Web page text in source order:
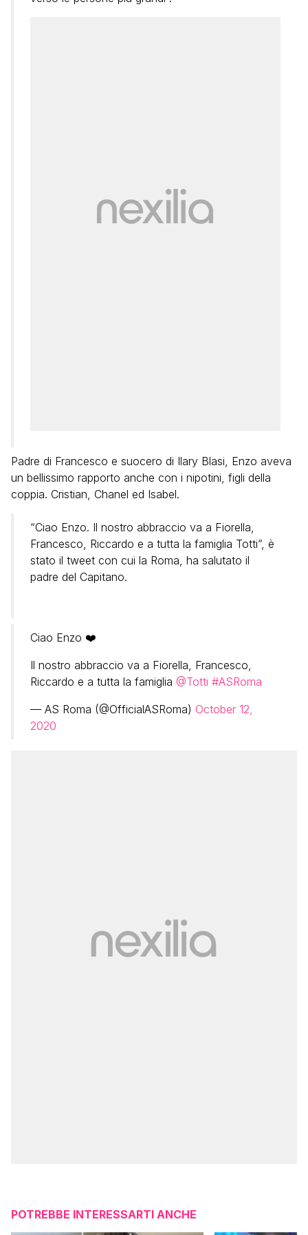
Padre di Francesco e suocero di Ilary Blasi, Enzo aveva
un bellissimo rapporto anche con i nipotini, figli della
coppia. Cristian, Chanel ed Isabel.
“Ciao Enzo. Il nostro abbraccio va a Fiorella,
Francesco, Riccardo e a tutta la famiglia Totti”, è
stato il tweet con cui la Roma, ha salutato il
padre del Capitano.
Ciao Enzo ❤️
Il nostro abbraccio va a Fiorella, Francesco,
Riccardo e a tutta la famiglia @Totti #ASRoma
— AS Roma (@OfficialASRoma) October 12,
2020
POTREBBE INTERESSARTI ANCHE